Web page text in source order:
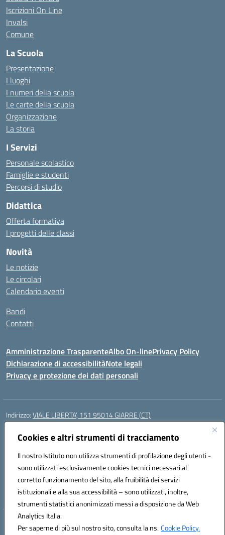
Cookies e altri strumenti di tracciamento
Il nostro Istituto non utilizza strumenti di profilazione degli utenti -
sono utilizzati esclusivamente cookies tecnici necessari al
corretto funzionamento del sito, alla fruibilità dei servizi
istituzionali e alla sua accessibilità – sono utilizzati, inoltre,
strumenti statistici anonimizzati messi a disposizione da Web
Analytics Italia.
Per saperne di più sul nostro sito, consulta la ns.Cookie Policy.
Iscrizioni On Line
Invalsi
Comune
La Scuola
Presentazione
I luoghi
I numeri della scuola
Le carte della scuola
Organizzazione
La storia
I Servizi
Personale scolastico
Famiglie e studenti
Percorsi di studio
Didattica
Offerta formativa
I progetti delle classi
Novità
Le notizie
Le circolari
Calendario eventi
Bandi
Contatti
Amministrazione TrasparenteAlbo On-linePrivacy Policy
Dichiarazione di accessibilitàNote legali
Privacy e protezione dei dati personali
Indirizzo:VIALE LIBERTA’, 151 95014 GIARRE (CT)
Centralino:
Posta elettronica certificata (PEC):ctmm151004@pec.istruzione.it
Codice fiscale: 92032760875
Codice meccanografico:CTMM151004
Codice Indice delle Pubbliche Amministrazioni (IPA): cpiacd
Codice unico di fatturazione (CUF): UF783Q
Hosting & Powered by 3D Solution S.r.l.